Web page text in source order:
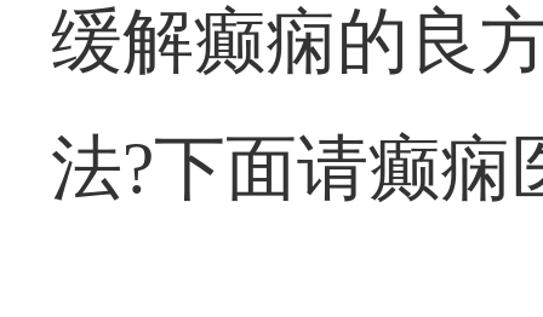
缓解癫痫的良
法?下面请癫痫